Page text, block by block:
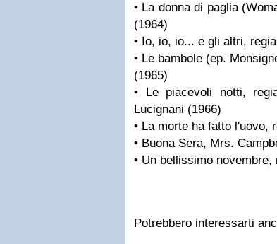
• La donna di paglia
(1964)
• Io, io, io... e gli altri,
• Le bambole (ep.
(1965)
• Le piacevoli notti,
Lucignani (1966)
• La morte ha fatto l'uovo,
• Buona Sera, Mrs.
• Un bellissimo
Potrebbero interessarti